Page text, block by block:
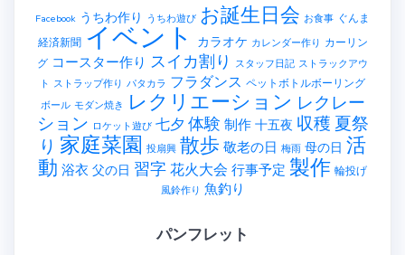
Facebook うちわ作り うちわ遊び お誕生日会 お食事 ぐんま
経済新聞 イベント カラオケ カレンダー作り カーリン
グ コースター作り スイカ割り スタッフ日記 ストラックアウ
ト ストラップ作り パタカラ フラダンス ペットボトルボーリング
ボール モダン焼き レクリエーション レクレー
ション ロケット遊び 七夕 体験 制作 十五夜 収穫 夏祭
り 家庭菜園 投扇興 散歩敬老の日 梅雨 母の日 活
動 浴衣 父の日 習字花火大会 行事予定 製作 輪投げ
風鈴作り 魚釣り
パンフレット